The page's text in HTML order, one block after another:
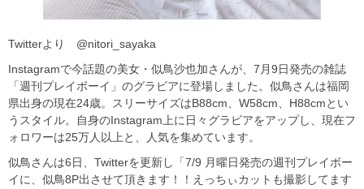
Twitterより @nitori_sayaka
Instagramで今話題の美女・似鳥沙也加さんが、7月9日発売の雑誌
「週刊プレイボーイ」のグラビアに登場しました。似鳥さんは福岡
県出身の現在24歳。スリーサイズはB88cm、W58cm、H88cmとい
うスタイル。自身のInstagram上に日々グラビアをアップし、現在フ
ォロワーは25万人以上と、人気を集めています。
似鳥さんは6日、Twitterを更新し「7/9 月曜日発売の週刊プレイボー
イに、似鳥8P出させて頂きます！！えっちぃカットも撮影してます